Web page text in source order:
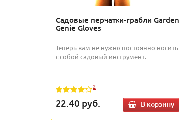
Садовые перчатки-грабли Garden
Genie Gloves
Теперь вам не нужно постоянно носить
с собой садовый инструмент.
2
22.40 руб. В корзину